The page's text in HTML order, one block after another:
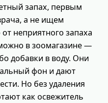
запах, первым
а не ищем
неприятного запаха
в зоомагазине —
добавки в воду. Они
фон и дают
Но без удаления
как освежитель